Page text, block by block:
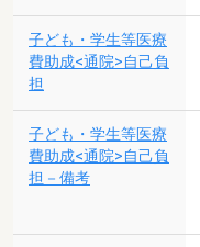
子ども・学生等医療
費助成<通院>自己負
担
子ども・学生等医療
費助成<通院>自己負
担－備考